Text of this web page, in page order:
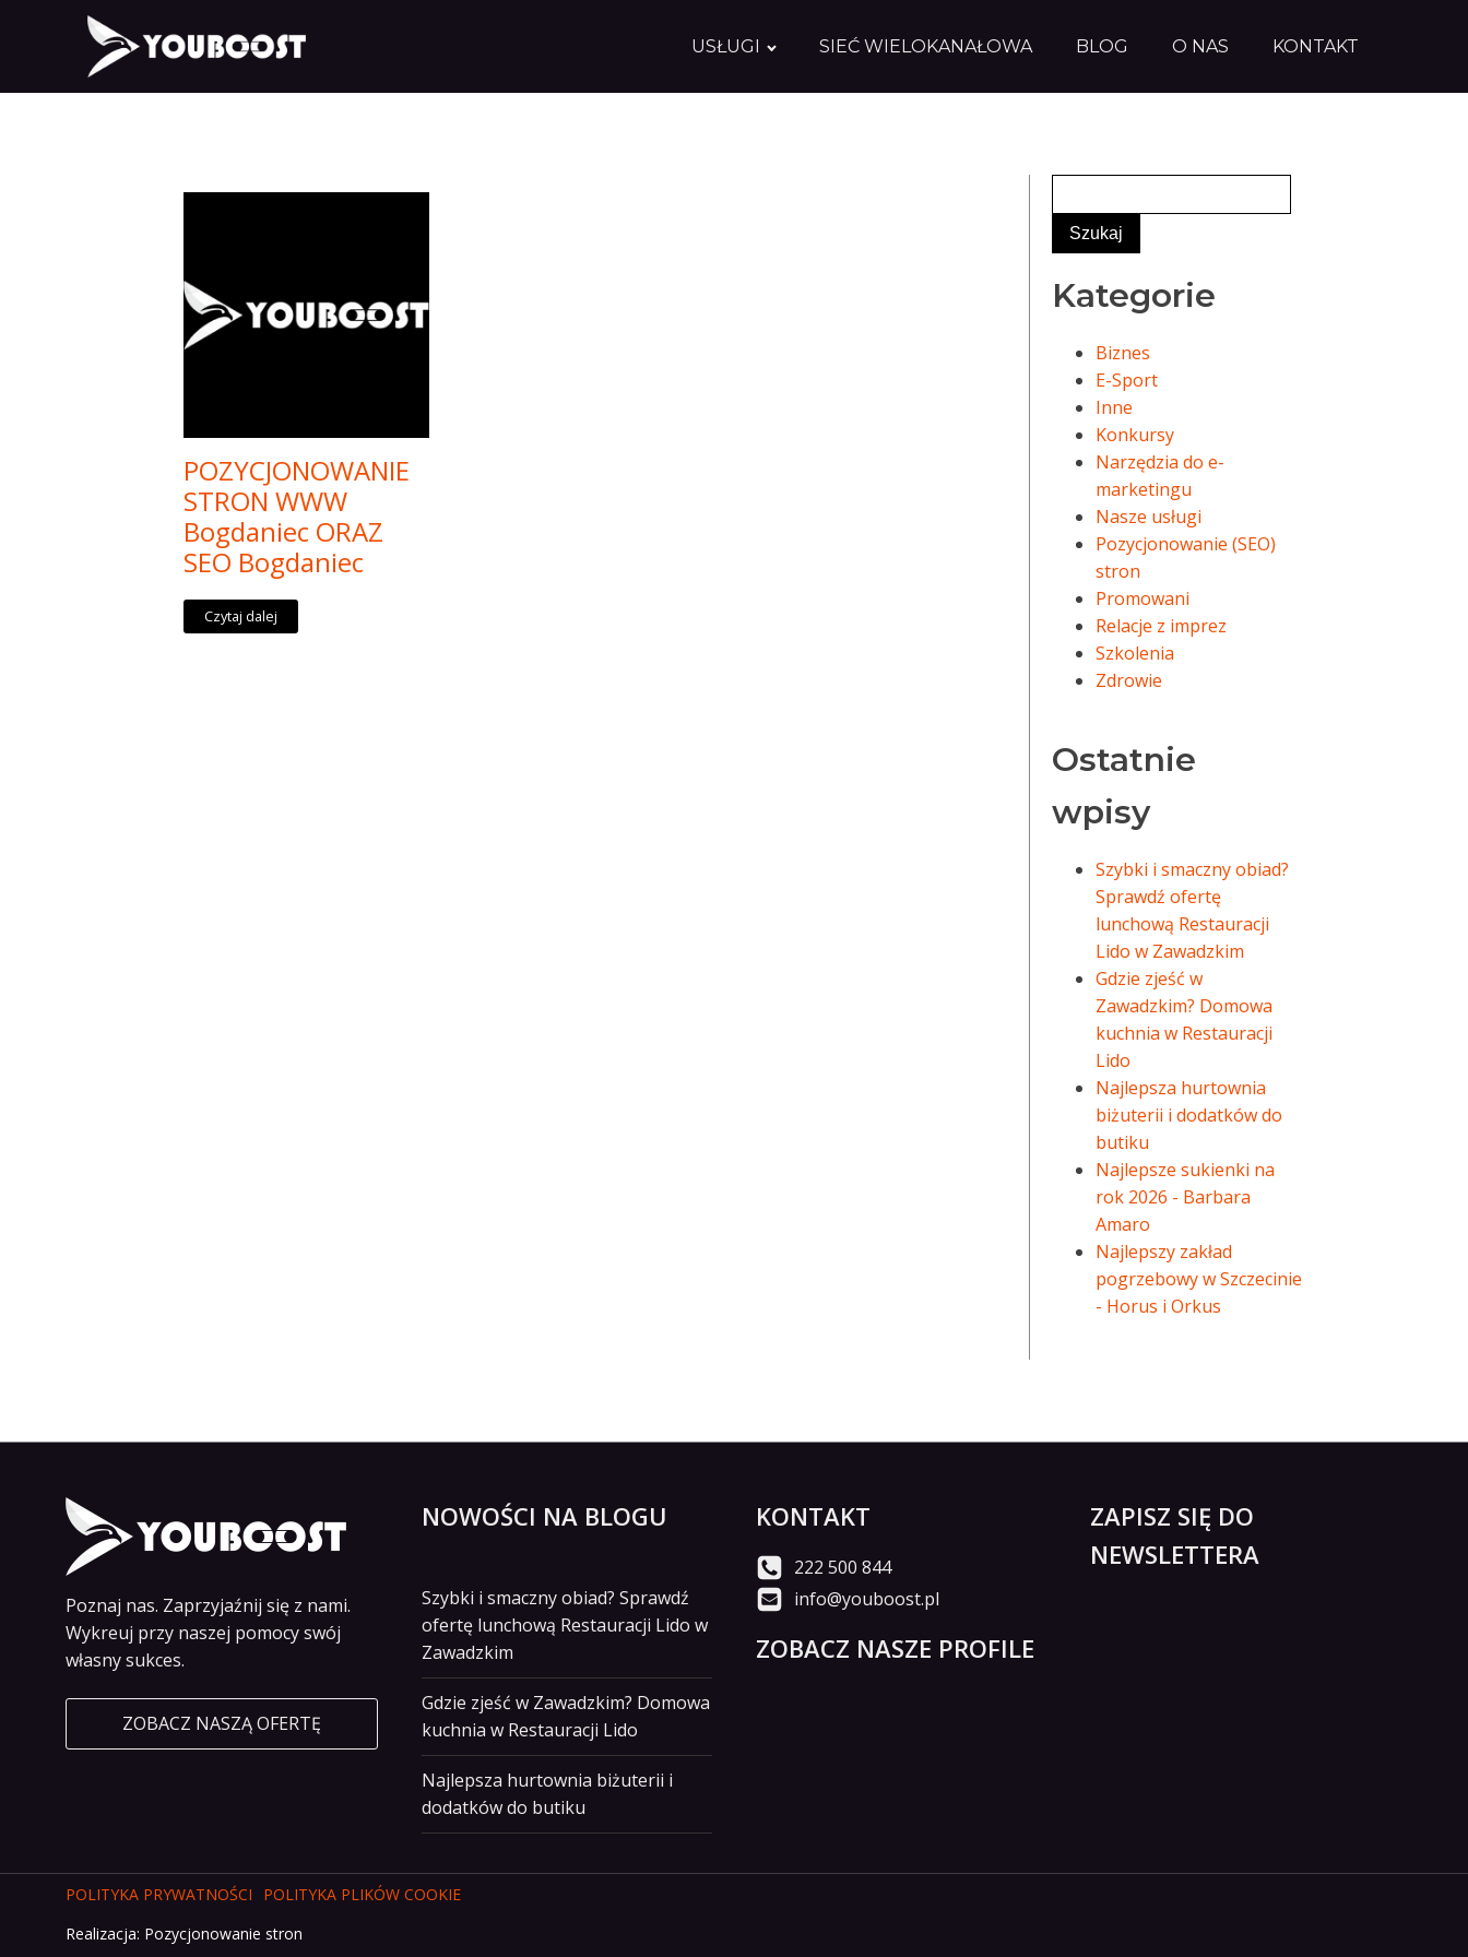
USŁUGI SIEĆ WIELOKANAŁOWA BLOG O NAS KONTAKT
POZYCJONOWANIE
STRON WWW
Bogdaniec ORAZ
SEO Bogdaniec
Czytaj dalej
Kategorie
Biznes
E-Sport
Inne
Konkursy
Narzędzia do e-
marketingu
Nasze usługi
Pozycjonowanie (SEO)
stron
Promowani
Relacje z imprez
Szkolenia
Zdrowie
Ostatnie
wpisy
Szybki i smaczny obiad?
Sprawdź ofertę
lunchową Restauracji
Lido w Zawadzkim
Gdzie zjeść w
Zawadzkim? Domowa
kuchnia w Restauracji
Lido
Najlepsza hurtownia
biżuterii i dodatków do
butiku
Najlepsze sukienki na
rok 2026 - Barbara
Amaro
Najlepszy zakład
pogrzebowy w Szczecinie
- Horus i Orkus
Poznaj nas. Zaprzyjaźnij się z nami.
Wykreuj przy naszej pomocy swój
własny sukces.
ZOBACZ NASZĄ OFERTĘ
NOWOŚCI NA BLOGU
Szybki i smaczny obiad? Sprawdź
ofertę lunchową Restauracji Lido w
Zawadzkim
Gdzie zjeść w Zawadzkim? Domowa
kuchnia w Restauracji Lido
Najlepsza hurtownia biżuterii i
dodatków do butiku
KONTAKT
222 500 844
info@youboost.pl
ZOBACZ NASZE PROFILE
ZAPISZ SIĘ DO
NEWSLETTERA
POLITYKA PRYWATNOŚCI
POLITYKA PLIKÓW COOKIE
Realizacja: Pozycjonowanie stron